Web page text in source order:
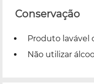
Conservação
Produto lavável
Não utilizar